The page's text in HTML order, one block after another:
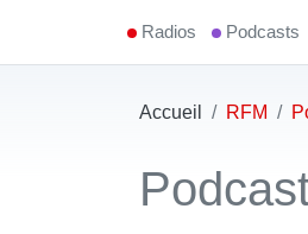
Radios Podcasts
Accueil RFM